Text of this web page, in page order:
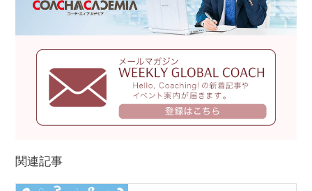
関連記事